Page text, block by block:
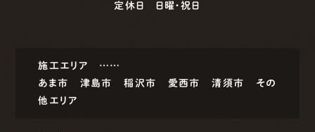
定休日 日曜・祝日
施工エリア ……
あま市
津島市 稲沢市 愛西市 清須市
その
他エリア